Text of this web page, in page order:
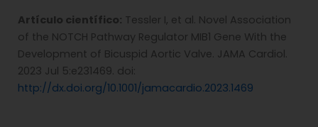
Artículo científico: Tessler I, et al. Novel Association
of the NOTCH Pathway Regulator MIB1 Gene With the
Development of Bicuspid Aortic Valve. JAMA Cardiol.
2023 Jul 5:e231469. doi:
http://dx.doi.org/10.1001/jamacardio.2023.1469